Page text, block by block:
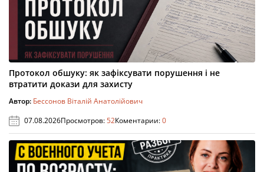
Протокол обшуку: як зафіксувати порушення і не
втратити докази для захисту
Автор: Бессонов Віталій Анатолійович
07.08.2026Просмотров:52Коментарии:0